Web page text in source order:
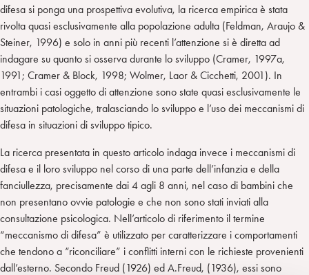
difesa si ponga una prospettiva evolutiva, la ricerca empirica è stata
rivolta quasi esclusivamente alla popolazione adulta (Feldman, Araujo &
Steiner, 1996) e solo in anni più recenti l’attenzione si è diretta ad
indagare su quanto si osserva durante lo sviluppo (Cramer, 1997a,
1991; Cramer & Block, 1998; Wolmer, Laor & Cicchetti, 2001). In
entrambi i casi oggetto di attenzione sono state quasi esclusivamente le
situazioni patologiche, tralasciando lo sviluppo e l’uso dei meccanismi di
difesa in situazioni di sviluppo tipico.
La ricerca presentata in questo articolo indaga invece i meccanismi di
difesa e il loro sviluppo nel corso di una parte dell’infanzia e della
fanciullezza, precisamente dai 4 agli 8 anni, nel caso di bambini che
non presentano ovvie patologie e che non sono stati inviati alla
consultazione psicologica. Nell’articolo di riferimento il termine
“meccanismo di difesa” è utilizzato per caratterizzare i comportamenti
che tendono a “riconciliare” i conflitti interni con le richieste provenienti
dall’esterno. Secondo Freud (1926) ed A.Freud, (1936), essi sono